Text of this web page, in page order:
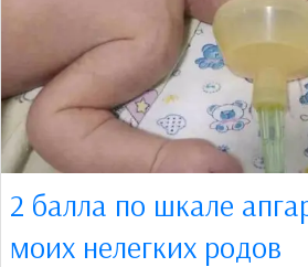
2 балла по шкале
моих нелегких родов